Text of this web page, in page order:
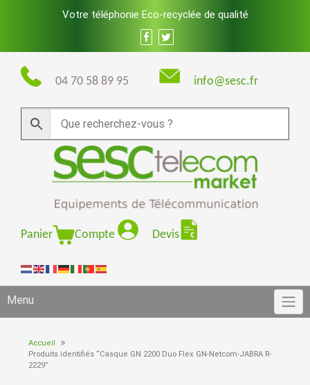
Votre téléphonie Eco-recyclée de qualité
04 70 58 89 95 info@sesc.fr
Panier Compte Devis
Menu
Accueil
Produits identifiés “Casque GN 2200 Duo Flex GN-Netcom-JABRA R-
2229”